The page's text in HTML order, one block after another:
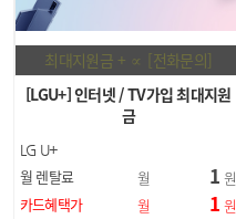
최대지원금 + ∝ [전화문의]
[LGU+] 인터넷 / TV가입 최대지원
금
LG U+
월 렌탈료 월 1 원
카드혜택가
월 1 원